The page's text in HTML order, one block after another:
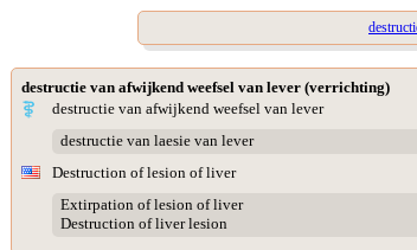
destructie van afwijkend weefsel van lever (verrichting)
destructie van afwijkend weefsel van lever
destructie van laesie van lever
Destruction of lesion of liver
Extirpation of lesion of liver
Destruction of liver lesion